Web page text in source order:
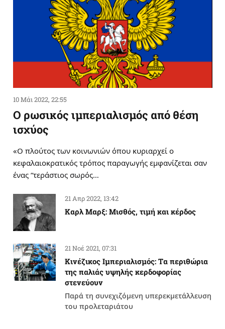
10 Μάι 2022, 22:55
Ο ρωσικός ιμπεριαλισμός από θέση
ισχύος
«Ο πλούτος των κοινωνιών όπου κυριαρχεί ο
κεφαλαιοκρατικός τρόπος παραγωγής εμφανίζεται σαν
ένας “τεράστιος σωρός…
21 Απρ 2022, 13:42
Καρλ Μαρξ: Μισθός, τιμή και κέρδος
21 Νοέ 2021, 07:31
Κινέζικος Ιμπεριαλισμός: Tα περιθώρια
της παλιάς υψηλής κερδοφορίας
στενεύουν
Παρά τη συνεχιζόμενη υπερεκμετάλλευση
του προλεταριάτου